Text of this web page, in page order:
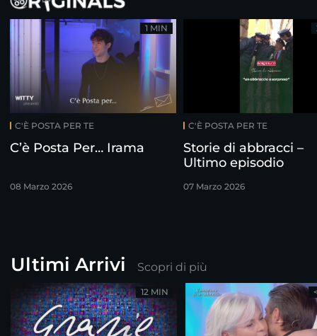
C'È POSTA PER TE
C’è Posta Per… Irama
08 Marzo 2026
1 MIN
C'È POSTA PER TE
Storie di abbracci –
Ultimo episodio
07 Marzo 2026
Ultimi Arrivi Scopri di più
12 MIN